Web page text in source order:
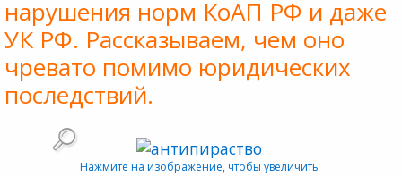
нарушения норм КоАП РФ и даже
УК РФ. Рассказываем, чем оно
чревато помимо юридических
последствий.
Нажмите на изображение, чтобы увеличить